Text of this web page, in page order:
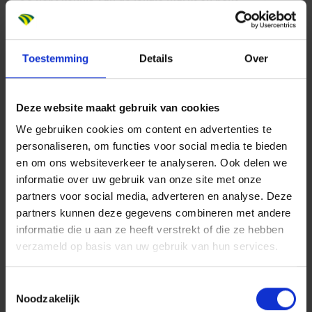
Toestemming Details Over
Deze website maakt gebruik van cookies
We gebruiken cookies om content en advertenties te
personaliseren, om functies voor social media te bieden
en om ons websiteverkeer te analyseren. Ook delen we
informatie over uw gebruik van onze site met onze
partners voor social media, adverteren en analyse. Deze
partners kunnen deze gegevens combineren met andere
informatie die u aan ze heeft verstrekt of die ze hebben
verzameld op basis van uw gebruik van hun services.
Noodzakelijk
gemotiveerd om je netwerk uit te breiden;
Je hebt kennis van en ervaring met verschillende
contractvormen, risico- en contractmanagement;
Je neemt een flinke dosis enthousiasme mee en
naar een hoger niveau;
Je draagt actief bij aan het realiseren van de
ondernemingsdoelstellingen en je hebt een sterk
ontwikkeld financieel inzicht.
Dit bieden wij jou
Het salaris voor deze functie ligt tussen € 5.639,81
en € 7.049,76 bruto per maand (op basis van 40
uur)*, exclusief 8% vakantiegeld. Het exacte salaris
werkervaring.